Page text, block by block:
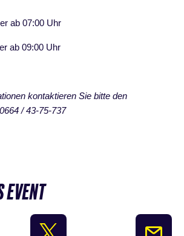
ab 07:00 Uhr
ab 09:00 Uhr
kontaktieren Sie bitte den
/ 43-75-737
EVENT